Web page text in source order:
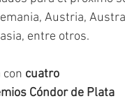
Austria,
entre otros.
cuatro
Cóndor de Plata